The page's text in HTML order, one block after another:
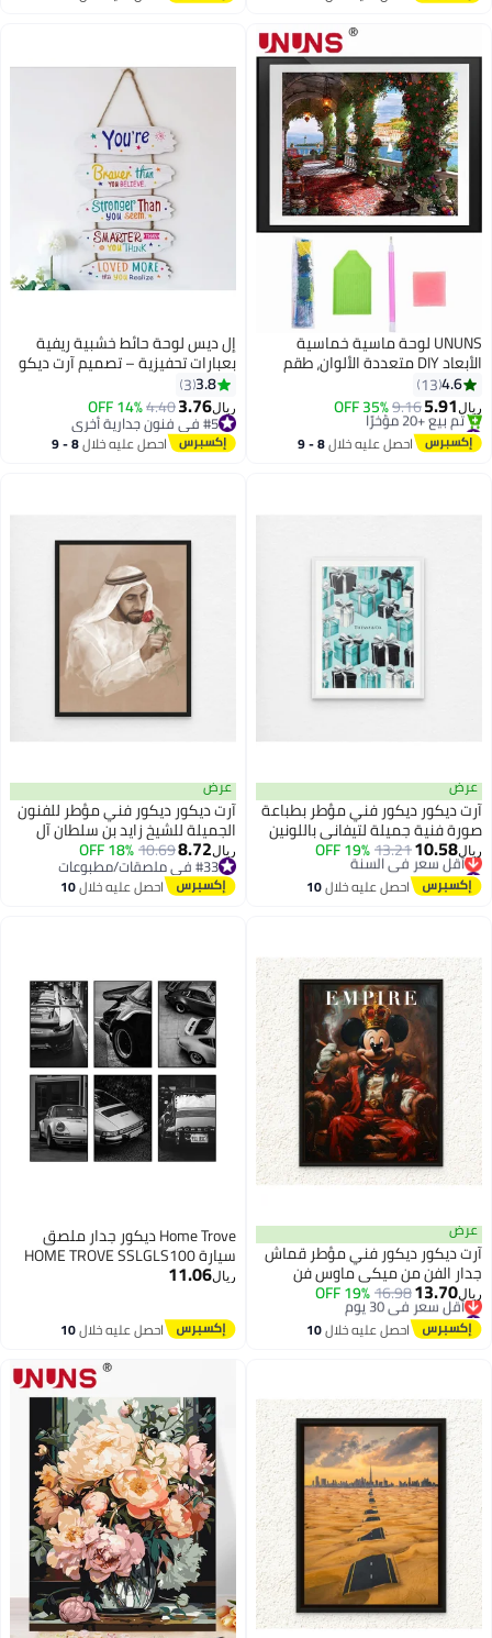
#16 في ملصقات/مطبوعات
UNUNS لوحة ماسية خماسية
الأبعاد DIY متعددة الألوان، طقم
ألماس كامل الحفر ممر الورد DIY
ديكور جدار المنزل، 30 × 40 سم
4.6
13
ريال5.91
9.16
35% OFF
#7 في لوحات فنية
تم بيع +20 مؤخرًا
#7 في لوحات فنية
احصل عليه خلال 8 - 9
إل ديس لوحة حائط خشبية ريفية
بعبارات تحفيزية – تصميم آرت ديكو
– ديكور غرفة المعمودية – تعليق
جداري للتشجيع – هدية مثالية
للعطلات
3.8
3
ريال3.76
4.40
14% OFF
#5 في فنون جدارية أخرى
#5 في فنون جدارية أخرى احصل عليه خلال 8 - 9
عرض
آرت دیکور ديكور فني مؤطر بطباعة
صورة فنية جميلة لتيفاني باللونين
الأزرق والأسود، علبة هدايا فاخرة
لفن الحائط، ديكور عصري لغرفة نوم
المرأة، مكتب فانيتي بوتيك، المنزل،
ريال10.58
13.21
19% OFF
#22 في ملصقات/مطبوعات
أقل سعر في السنة
#22 في ملصقات/مطبوعات
احصل عليه خلال10
عرض
آرت دیکور ديكور فني مؤطر للفنون
الجميلة للشيخ زايد بن سلطان آل
نهيان صورة الإمارات العربية
المتحدة جدار الفن طباعة جدار ديكور
للمنزل غرفة المعيشة المكتب
ريال8.72
10.69
18% OFF
#33 في ملصقات/مطبوعات
#33 في ملصقات/مطبوعات احصل عليه خلال10
عرض
آرت دیکور ديكور فني مؤطر قماش
جدار الفن من ميكي ماوس فن
البوب ​​صورة اقتباسات تحفيزية
طباعة ديكور الحائط لغرفة المعيشة
المنزلية غرفة نوم الأطفال الهدايا
ريال13.70
16.98
19% OFF
#17 في ملصقات/مطبوعات
أقل سعر في 30 يوم
#17 في ملصقات/مطبوعات
احصل عليه خلال10
Home Trove ديكور جدار ملصق
سيارة HOME TROVE SSLGLS100
12 x 18 بوصة بدون إطار)
ريال11.06
احصل عليه خلال10